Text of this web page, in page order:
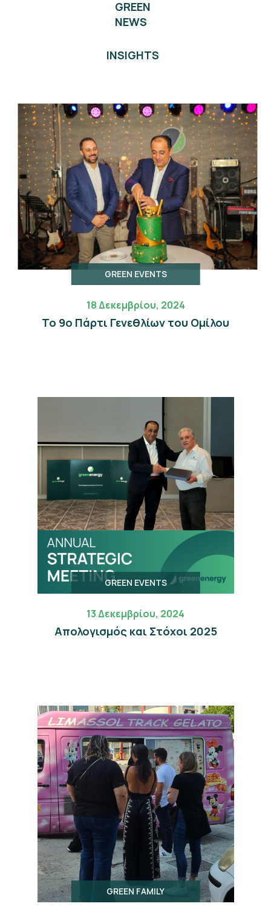
GREEN
NEWS
INSIGHTS
GREEN EVENTS
18 Δεκεμβρίου, 2024
Το 9ο Πάρτι Γενεθλίων του Ομίλου
GREEN EVENTS
13 Δεκεμβρίου, 2024
Απολογισμός και Στόχοι 2025
GREEN FAMILY